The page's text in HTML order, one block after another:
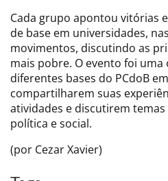
Cada grupo apontou vitórias
de base em universidades,
movimentos, discutindo as
mais pobre. O evento foi
diferentes bases do PCdoB
compartilharem suas
atividades e discutirem
política e social.
(por Cezar Xavier)